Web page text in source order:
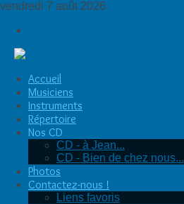
vendredi 7 août 2026
Accueil
Musiciens
Instruments
Répertoire
Nos CD
CD - à Jean...
CD - Bien de chez nous...
Photos
Contactez-nous !
Liens favoris